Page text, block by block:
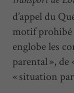
d’appel du
motif prohibé
englobe les
parental », de
« situation